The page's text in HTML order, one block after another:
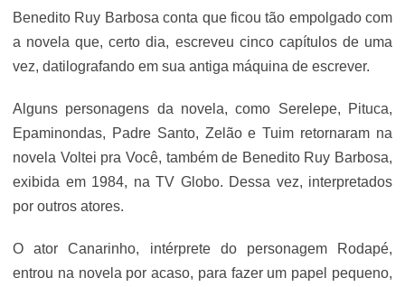
Benedito Ruy Barbosa conta que ficou tão empolgado com
a novela que, certo dia, escreveu cinco capítulos de uma
vez, datilografando em sua antiga máquina de escrever.
Alguns personagens da novela, como Serelepe, Pituca,
Epaminondas, Padre Santo, Zelão e Tuim retornaram na
novela Voltei pra Você, também de Benedito Ruy Barbosa,
exibida em 1984, na TV Globo. Dessa vez, interpretados
por outros atores.
O ator Canarinho, intérprete do personagem Rodapé,
entrou na novela por acaso, para fazer um papel pequeno,